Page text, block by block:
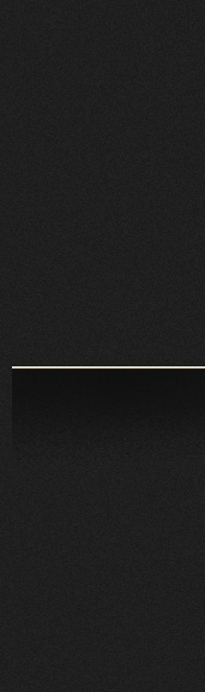
遊藝場遍佈大大小小的城鎮